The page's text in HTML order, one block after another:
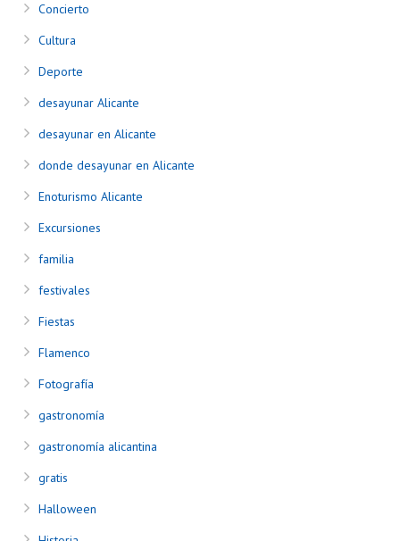
Concierto
Cultura
Deporte
desayunar Alicante
desayunar en Alicante
donde desayunar en Alicante
Enoturismo Alicante
Excursiones
familia
festivales
Fiestas
Flamenco
Fotografía
gastronomía
gastronomía alicantina
gratis
Halloween